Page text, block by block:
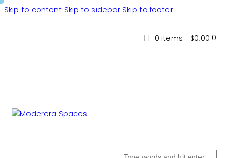
Skip to content Skip to sidebar Skip to footer
0 items - $0.00 0